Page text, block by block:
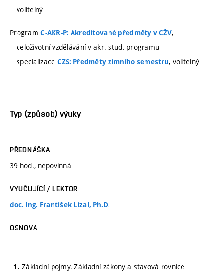
volitelný
ProgramC-AKR-P: Akreditované předměty v CŽV,
celoživotní vzdělávání v akr. stud. programu
specializace CZS: Předměty zimního semestru, volitelný
Typ (způsob) výuky
PŘEDNÁŠKA
39 hod., nepovinná
VYUČUJÍCÍ / LEKTOR
doc. Ing. František Lízal, Ph.D.
OSNOVA
Základní pojmy. Základní zákony a stavová rovnice